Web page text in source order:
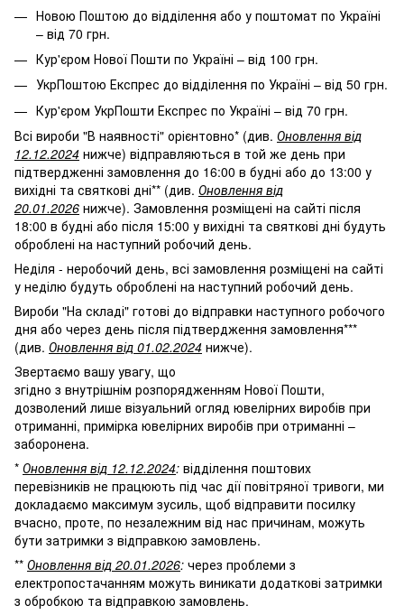
Новою Поштою до відділення або у поштомат по Україні
– від 70 грн.
Кур'єром Нової Пошти по Україні – від 100 грн.
УкрПоштою Експрес до відділення по Україні – від 50 грн.
Кур'єром УкрПошти Експрес по Україні – від 70 грн.
Всі вироби "В наявності" орієнтовно* (див. Оновлення від
12.12.2024 нижче) відправляються в той же день при
підтвердженні замовлення до 16:00 в будні або до 13:00 у
вихідні та святкові дні** (див. Оновлення від
20.01.2026 нижче). Замовлення розміщені на сайті після
18:00 в будні або після 15:00 у вихідні та святкові дні будуть
оброблені на наступний робочий день.
Неділя - неробочий день, всі замовлення розміщені на сайті
у неділю будуть оброблені на наступний робочий день.
Вироби "На складі" готові до відправки наступного робочого
дня або через день після підтвердження замовлення***
(див. Оновлення від 01.02.2024 нижче).
Звертаємо вашу увагу, що
згідно з внутрішнім розпорядженням Нової Пошти,
дозволений лише візуальний огляд ювелірних виробів при
отриманні, примірка ювелірних виробів при отриманні –
заборонена.
* Оновлення від 12.12.2024: відділення поштових
перевізників не працюють під час дії повітряної тривоги, ми
докладаємо максимум зусиль, щоб відправити посилку
вчасно, проте, по незалежним від нас причинам, можуть
бути затримки з відправкою замовлень.
** Оновлення від 20.01.2026: через проблеми з
електропостачанням можуть виникати додаткові затримки
з обробкою та відправкою замовлень.